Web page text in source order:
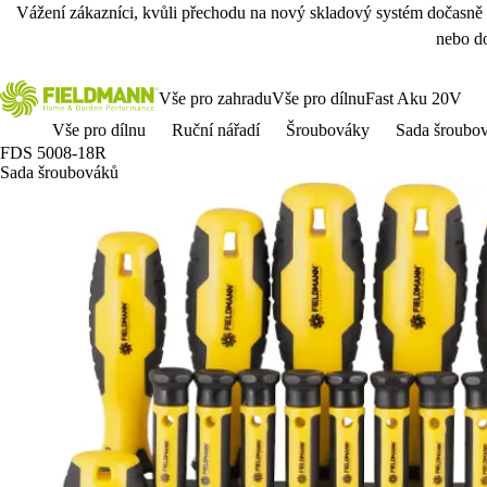
Vážení zákazníci, kvůli přechodu na nový skladový systém
nebo
Vše pro zahraduVše pro dílnuFast Aku 20V
Vše pro dílnu
Ruční nářadí Šroubováky
Sada
FDS 5008-18R
Sada šroubováků